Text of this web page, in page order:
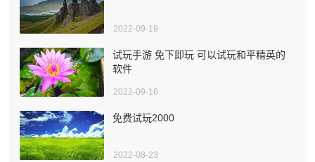
2022-09-19
试玩手游 免下即玩 可以试玩和平精英的
软件
2022-09-16
免费试玩2000
2022-08-23